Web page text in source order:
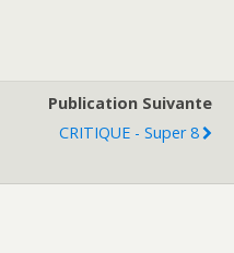
Publication Suivante
CRITIQUE - Super 8